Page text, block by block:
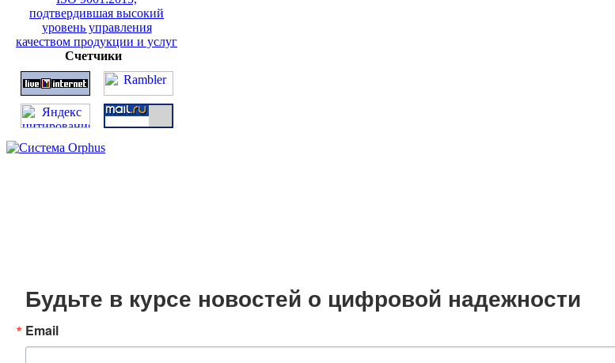
Счетчики
Будьте в курсе новостей о цифровой надежности
Email